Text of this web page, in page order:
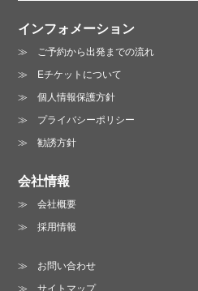
インフォメーション
ご予約から出発までの流れ
Eチケットについて
個人情報保護方針
プライバシーポリシー
勧誘方針
会社情報
会社概要
採用情報
お問い合わせ
サイトマップ